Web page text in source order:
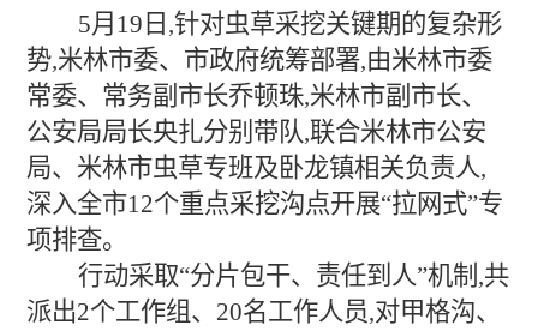
5月19日,针对虫草采挖关键期的复杂形
势,米林市委、市政府统筹部署,由米林市委
常委、常务副市长乔顿珠,米林市副市长、
公安局局长央扎分别带队,联合米林市公安
局、米林市虫草专班及卧龙镇相关负责人,
深入全市12个重点采挖沟点开展“拉网式”专
项排查。
行动采取“分片包干、责任到人”机制,共
派出2个工作组、20名工作人员,对甲格沟、